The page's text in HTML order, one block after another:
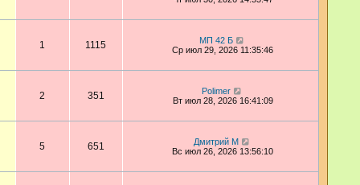
1 1115
МП 42 Б
Ср июл 29, 2026 11:35:46
2 351
Polimer
Вт июл 28, 2026 16:41:09
5 651
Дмитрий М
Вс июл 26, 2026 13:56:10